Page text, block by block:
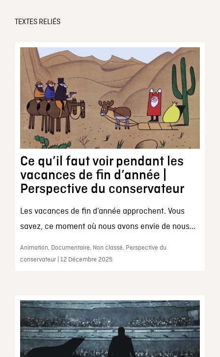
TEXTES RELIÉS
Ce qu’il faut voir pendant les
vacances de fin d’année |
Perspective du conservateur
Les vacances de fin d’année approchent. Vous
savez, ce moment où nous avons envie de nous...
Animation, Documentaire, Non classé, Perspective du
conservateur | 12 Décembre 2025